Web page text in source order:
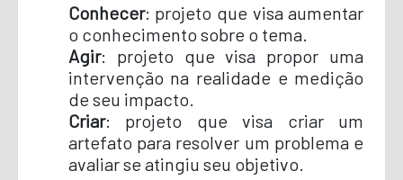
Conhecer: projeto que visa aumentar
o conhecimento sobre o tema.
Agir: projeto que visa propor uma
intervenção na realidade e medição
de seu impacto.
Criar: projeto que visa criar um
artefato para resolver um problema e
avaliar se atingiu seu objetivo.